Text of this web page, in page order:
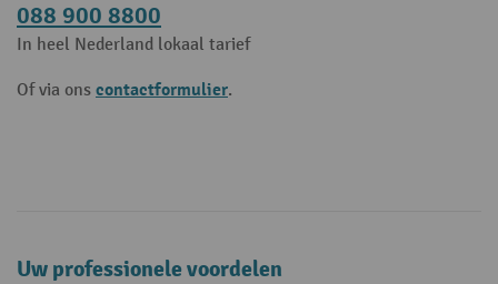
088 900 8800
In heel Nederland lokaal tarief
Of via ons contactformulier.
Uw professionele voordelen